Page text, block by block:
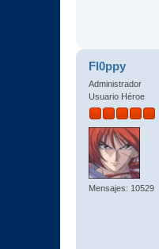
Fl0ppy
Administrador
Usuario Héroe
Mensajes: 10529